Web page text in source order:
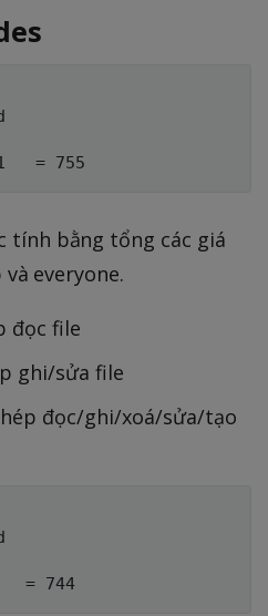
tính bằng tổng các giá
everyone.
đọc file
ghi/sửa file
đọc/ghi/xoá/sửa/tạo